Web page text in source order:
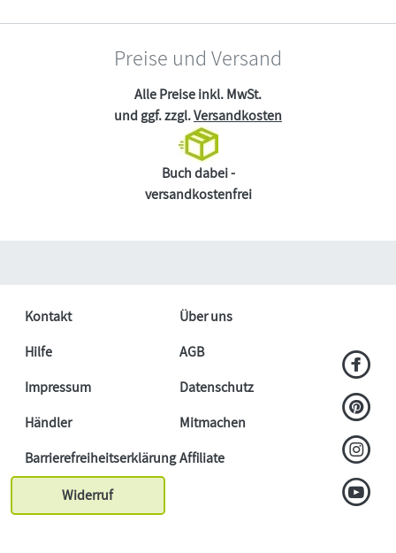
Preise und Versand
Alle Preise inkl. MwSt.
und ggf. zzgl.Versandkosten
Buch dabei -
versandkostenfrei
Kontakt
Über uns
Hilfe
AGB
Impressum
Datenschutz
Händler
Mitmachen
BarrierefreiheitserklärungAffiliate
Widerruf